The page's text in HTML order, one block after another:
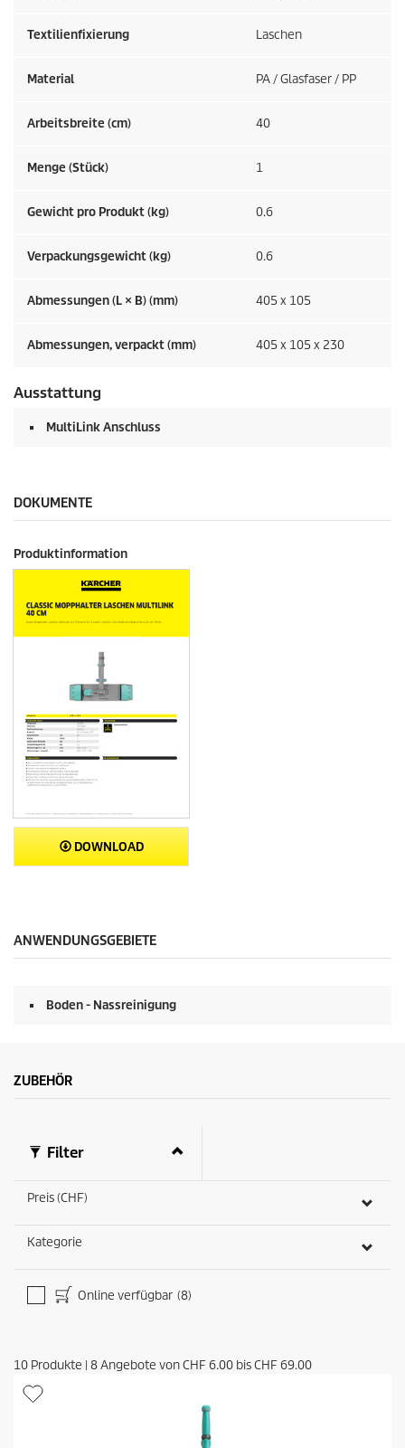
Textilienfixierung Laschen
Material PA / Glasfaser / PP
Arbeitsbreite (cm) 40
Menge (Stück) 1
Gewicht pro Produkt (kg) 0.6
Verpackungsgewicht (kg) 0.6
Abmessungen (L × B) (mm) 405 x 105
Abmessungen, verpackt (mm) 405 x 105 x 230
Ausstattung
MultiLink Anschluss
DOKUMENTE
Produktinformation
DOWNLOAD
ANWENDUNGSGEBIETE
Boden - Nassreinigung
ZUBEHÖR
Filter
Preis (CHF)
Kategorie
Online verfügbar (8)
10 Produkte | 8Angebote vonCHF 6.00 bisCHF 69.00